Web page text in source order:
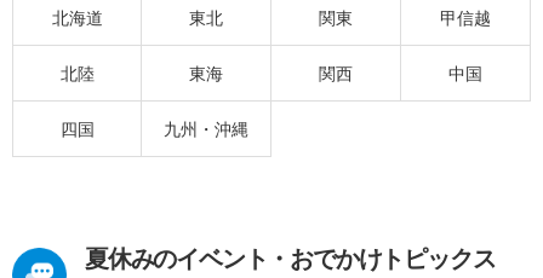
北海道 東北 関東 甲信越
北陸 東海 関西 中国
四国 九州・沖縄
夏休みのイベント・おでかけトピックス